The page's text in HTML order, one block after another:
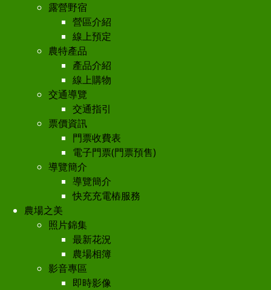
露營野宿
營區介紹
線上預定
農特產品
產品介紹
線上購物
交通導覽
交通指引
票價資訊
門票收費表
電子門票(門票預售)
導覽簡介
導覽簡介
快充充電樁服務
農場之美
照片錦集
最新花況
農場相簿
影音專區
即時影像